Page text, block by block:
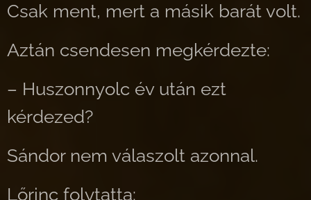
Csak ment, mert a másik barát volt.
Aztán csendesen megkérdezte:
– Huszonnyolc év után ezt
kérdezed?
Sándor nem válaszolt azonnal.
Lőrinc folytatta: